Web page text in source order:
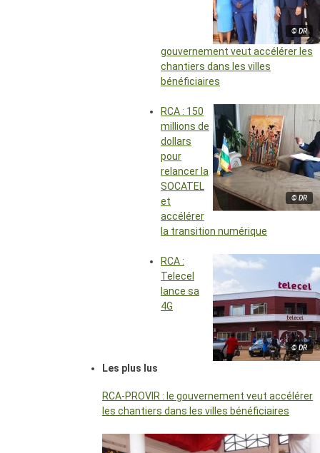
© DR
gouvernement veut accélérer les
chantiers dans les villes
bénéficiaires
© DR
RCA : 150
millions de
dollars
pour
relancer la
SOCATEL
et
accélérer
la transition numérique
© DR
RCA :
Telecel
lance sa
4G
Les plus lus
RCA-PROVIR : le gouvernement veut accélérer
les chantiers dans les villes bénéficiaires